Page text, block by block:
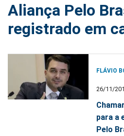
Aliança Pelo
registrado em
FLÁVIO
26/11/
para a
Pelo